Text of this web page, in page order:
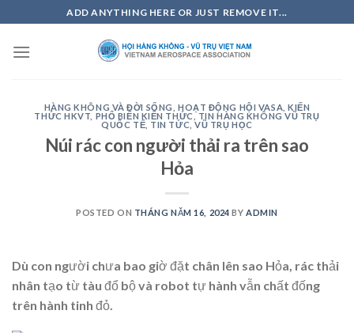
to
content
ADD ANYTHING HERE OR JUST REMOVE IT...
HÀNG KHÔNG VÀ ĐỜI SỐNG HOẠT ĐỘNG HỘI VASA ,KIẾN
THỨC HKVT PHỔ BIẾN KIẾN THỨC , TIN HÀNG KHÔNG VŨ TRỤ
QUỐC TẾ TIN TỨC ,VŨ TRỤ HỌC
Núi rác con người thải ra trên sao
Hỏa
POSTED ON THÁNG NĂM 16, 2024 BY ADMIN
Dù con người chưa bao giờ đặt chân lên sao Hỏa, rác thải
nhân tạo từ tàu đổ bộ và robot tự hành vẫn chất đống
trên hành tinh đỏ.